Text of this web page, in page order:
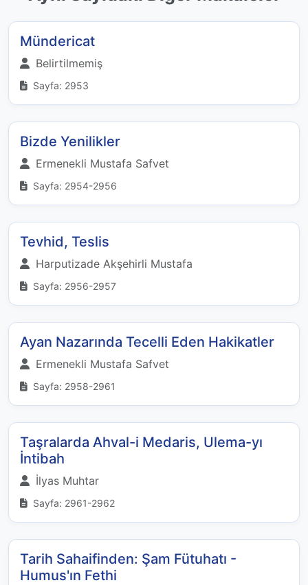
Mündericat
Belirtilmemiş
Sayfa: 2953
Bizde Yenilikler
Ermenekli Mustafa Safvet
Sayfa: 2954-2956
Tevhid, Teslis
Harputizade Akşehirli Mustafa
Sayfa: 2956-2957
Ayan Nazarında Tecelli Eden Hakikatler
Ermenekli Mustafa Safvet
Sayfa: 2958-2961
Taşralarda Ahval-i Medaris, Ulema-yı
İntibah
İlyas Muhtar
Sayfa: 2961-2962
Tarih Sahaifinden: Şam Fütuhatı -
Humus'ın Fethi